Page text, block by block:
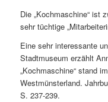
Die „Kochmaschine“ ist
sehr tüchtige
Eine sehr interessante
Stadtmuseum erzählt
„Kochmaschine“ stand
Westmünsterland.
S. 237-239.